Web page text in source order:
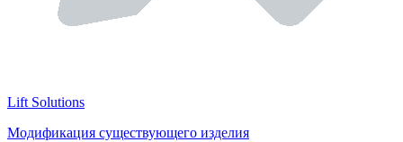
Lift Solutions
Модификация существующего изделия